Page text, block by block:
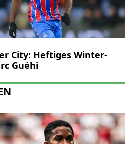
City: Heftiges Winter-
Guéhi